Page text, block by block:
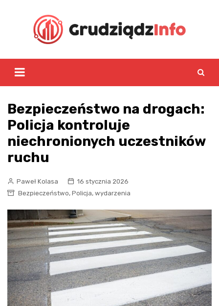
Bezpieczeństwo na drogach:
Policja kontroluje
niechronionych uczestników
ruchu
Paweł Kolasa
16 stycznia 2026
Bezpieczeństwo, Policja, wydarzenia